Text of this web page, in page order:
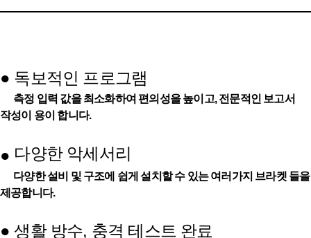
● 독보적인 프로그램
측정 입력 값을 최소화하여 편의성을 높이고, 전문적인 보고서
작성이 용이 합니다.
● 다양한 악세서리
다양한 설비 및 구조에 쉽게 설치할 수 있는 여러가지 브라켓 들을
제공합니다.
● 생활 방수, 충격 테스트 완료